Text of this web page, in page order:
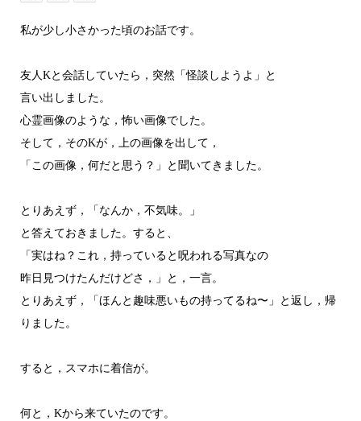
私が少し小さかった頃のお話です。
友人Kと会話していたら，突然「怪談しようよ」と
言い出しました。
心霊画像のような，怖い画像でした。
そして，そのKが，上の画像を出して，
「この画像，何だと思う？」と聞いてきました。
とりあえず，「なんか，不気味。」
と答えておきました。すると、
「実はね？これ，持っていると呪われる写真なの
昨日見つけたんだけどさ，」と，一言。
とりあえず，「ほんと趣味悪いもの持ってるね〜」と返し，帰
りました。
すると，スマホに着信が。
何と，Kから来ていたのです。